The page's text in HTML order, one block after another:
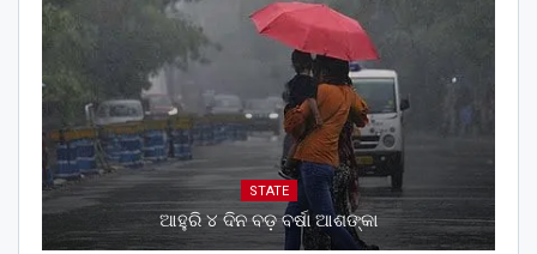
STATE
ଆହୁରି ୪ ଦିନ ବଡ଼ ବର୍ଷା ଆଶଙ୍କା